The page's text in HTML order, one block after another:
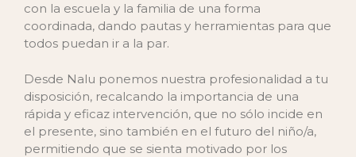
con la escuela y la familia de una forma
coordinada, dando pautas y herramientas para que
todos puedan ir a la par.
Desde Nalu ponemos nuestra profesionalidad a tu
disposición, recalcando la importancia de una
rápida y eficaz intervención, que no sólo incide en
el presente, sino también en el futuro del niño/a,
permitiendo que se sienta motivado por los